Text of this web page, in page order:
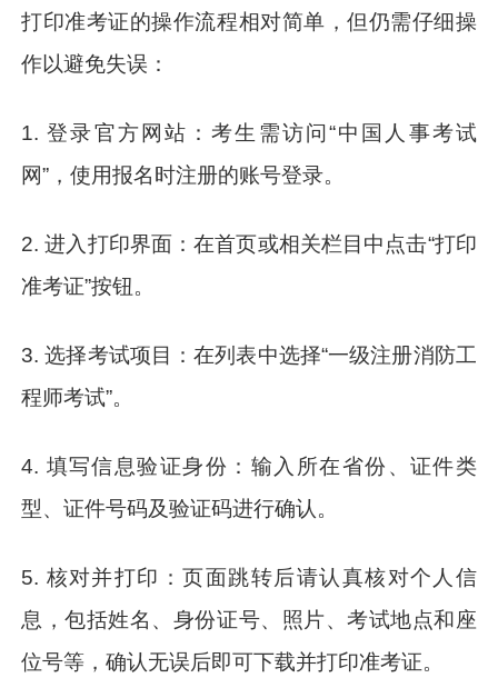
打印准考证的操作流程相对简单，但仍需仔细操
作以避免失误：
1. 登录官方网站：考生需访问“中国人事考试
网”，使用报名时注册的账号登录。
2. 进入打印界面：在首页或相关栏目中点击“打印
准考证”按钮。
3. 选择考试项目：在列表中选择“一级注册消防工
程师考试”。
4. 填写信息验证身份：输入所在省份、证件类
型、证件号码及验证码进行确认。
5. 核对并打印：页面跳转后请认真核对个人信
息，包括姓名、身份证号、照片、考试地点和座
位号等，确认无误后即可下载并打印准考证。